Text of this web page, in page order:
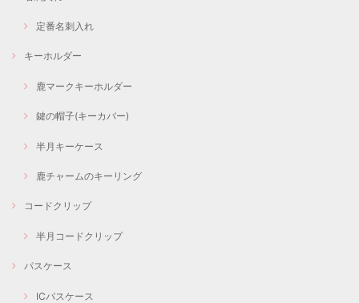
定番名刺入れ
キーホルダー
鹿マークキーホルダー
鍵の帽子(キーカバー)
半月キーケース
鹿チャームのキーリング
コードクリップ
半月コードクリップ
パスケース
ICパスケース